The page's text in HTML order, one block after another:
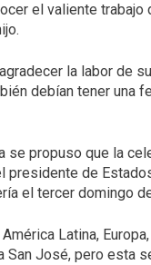
el valiente
la labor de
debían tener una
se propuso que la
presidente de
el tercer domingo
Latina,
San José, pero esta